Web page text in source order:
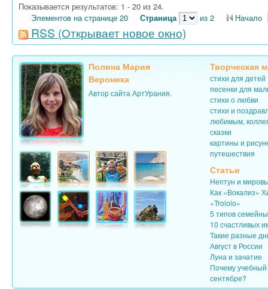
Показывается результатов: 1 - 20 из 24.
Элементов на странице 20
Страница из 2 Начало
RSS (Открывает новое окно)
Полина Мария
Вероника
Автор сайта АртУрания.
Творческая
стихи для детей
песенки для
стихи о любви
стихи и
любимым,
сказки
картины и
путешествия
Статьи
Нептун и
Как «Вокализ»
«Trololo»
5 типов
10 счастливых
Такие разные
Август в России
Луна и зачатие
Почему учебный
сентябре?